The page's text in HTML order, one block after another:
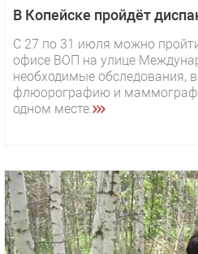
В Копейске пройдёт
С 27 по 31 июля можно
офисе ВОП на улице
необходимые обследования,
флюорографию и
одном месте.